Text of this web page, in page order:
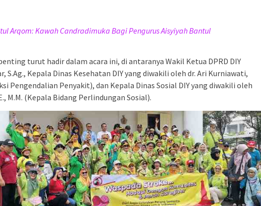
Arqom: Kawah Candradimuka Bagi Pengurus Aisyiyah Bantul
turut hadir dalam acara ini, di antaranya Wakil Ketua DPRD DIY
S.Ag., Kepala Dinas Kesehatan DIY yang diwakili oleh dr. Ari Kurniawati,
Pengendalian Penyakit), dan Kepala Dinas Sosial DIY yang diwakili oleh
M.M. (Kepala Bidang Perlindungan Sosial).